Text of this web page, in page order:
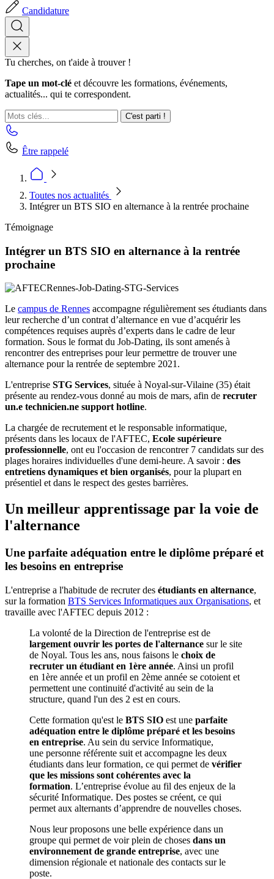
Candidature
Tu cherches, on t'aide à trouver !
Tape un mot-clé et découvre les formations, événements,
actualités... qui te correspondent.
C'est parti !
Être rappelé
Toutes nos actualités
Intégrer un BTS SIO en alternance à la rentrée prochaine
Témoignage
Intégrer un BTS SIO en alternance à la rentrée
prochaine
Le campus de Rennes accompagne régulièrement ses étudiants dans
leur recherche d’un contrat d’alternance en vue d’acquérir les
compétences requises auprès d’experts dans le cadre de leur
formation. Sous le format du Job-Dating, ils sont amenés à
rencontrer des entreprises pour leur permettre de trouver une
alternance pour la rentrée de septembre 2021.
L'entreprise STG Services, située à Noyal-sur-Vilaine (35) était
présente au rendez-vous donné au mois de mars, afin de recruter
un.e technicien.ne support hotline.
La chargée de recrutement et le responsable informatique,
présents dans les locaux de l'AFTEC, Ecole supérieure
professionnelle, ont eu l'occasion de rencontrer 7 candidats sur des
plages horaires individuelles d'une demi-heure. A savoir : des
entretiens dynamiques et bien organisés, pour la plupart en
présentiel et dans le respect des gestes barrières.
Un meilleur apprentissage par la voie de
l'alternance
Une parfaite adéquation entre le diplôme préparé et
les besoins en entreprise
L'entreprise a l'habitude de recruter des étudiants en alternance,
sur la formation BTS Services Informatiques aux Organisations, et
travaille avec l'AFTEC depuis 2012 :
La volonté de la Direction de l'entreprise est de
largement ouvrir les portes de l'alternance sur le site
de Noyal. Tous les ans, nous faisons le choix de
recruter un étudiant en 1ère année. Ainsi un profil
en 1ère année et un profil en 2ème année se cotoient et
permettent une continuité d'activité au sein de la
structure, quand l'un des 2 est en cours.
Cette formation qu'est le BTS SIO est une parfaite
adéquation entre le diplôme préparé et les besoins
en entreprise. Au sein du service Informatique,
une personne référente suit et accompagne les deux
étudiants dans leur formation, ce qui permet de vérifier
que les missions sont cohérentes avec la
formation. L’entreprise évolue au fil des enjeux de la
sécurité Informatique. Des postes se créent, ce qui
permet aux alternants d’apprendre de nouvelles choses.
Nous leur proposons une belle expérience dans un
groupe qui permet de voir plein de choses dans un
environnement de grande entreprise, avec une
dimension régionale et nationale des contacts sur le
poste.